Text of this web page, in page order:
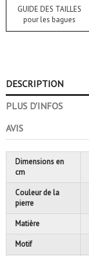
GUIDE DES TAILLES
pour les bagues
DESCRIPTION
PLUS D'INFOS
AVIS
Dimensions en
cm
Couleur de la
pierre
Matière
Motif